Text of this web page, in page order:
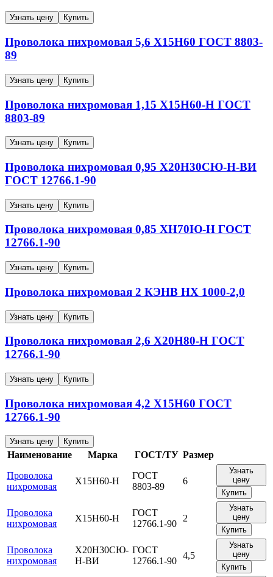
Узнать цену Купить
Проволока нихромовая 5,6 Х15Н60 ГОСТ 8803-
89
Узнать цену Купить
Проволока нихромовая 1,15 Х15Н60-Н ГОСТ
8803-89
Узнать цену Купить
Проволока нихромовая 0,95 Х20Н30СЮ-Н-ВИ
ГОСТ 12766.1-90
Узнать цену Купить
Проволока нихромовая 0,85 ХН70Ю-Н ГОСТ
12766.1-90
Узнать цену Купить
Проволока нихромовая 2 КЭНВ НХ 1000-2,0
Узнать цену Купить
Проволока нихромовая 2,6 Х20Н80-Н ГОСТ
12766.1-90
Узнать цену Купить
Проволока нихромовая 4,2 Х15Н60 ГОСТ
12766.1-90
Узнать цену Купить
Наименование Марка ГОСТ/ТУ Размер
Проволока
нихромовая
Х15Н60-Н
ГОСТ
8803-89
6
Узнать
цену
Купить
Проволока
нихромовая
Х15Н60-Н
ГОСТ
12766.1-90
2
Узнать
цену
Купить
Проволока
нихромовая
Х20Н30СЮ-
Н-ВИ
ГОСТ
12766.1-90
4,5
Узнать
цену
Купить